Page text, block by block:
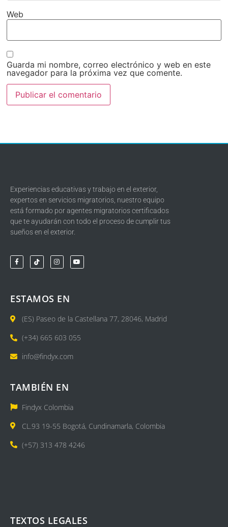
Web
Guarda mi nombre, correo electrónico y web en este
navegador para la próxima vez que comente.
Experiencias educativas y trabajo en el exterior,
expertos en servicios migratorios, nuestro equipo
está formado por agentes migratorios certificados
que te ayudarán con todo el proceso de cumplir tus
sueños en el exterior.
ESTAMOS EN
(ES) Paseo de la Castellana 77, 28046, Madrid
(+34) 665 603 055
info@findyx.com
TAMBIÉN EN
Findyx Colombia
CL.93 19-55 Bogotá, Cundinamarla, Colombia
(+57) 313 478 4246
TEXTOS LEGALES